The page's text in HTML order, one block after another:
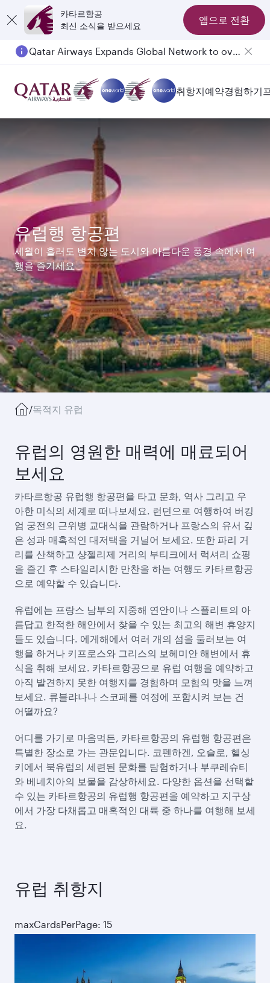
카타르항공
최신 소식을 받으세요
앱으로 전환
취항지예약경험하기
유럽행 항공편
세월이 흘러도 변치 않는 도시와 아름다운 풍경 속에서 여
행을 즐기세요
/목적지 유럽
유럽의 영원한 매력에 매료되어
보세요
카타르항공 유럽행 항공편을 타고 문화, 역사 그리고 우
아한 미식의 세계로 떠나보세요. 런던으로 여행하여 버킹
엄 궁전의 근위병 교대식을 관람하거나 프랑스의 유서 깊
은 성과 매혹적인 대저택을 거닐어 보세요. 또한 파리 거
리를 산책하고 샹젤리제 거리의 부티크에서 럭셔리 쇼핑
을 즐긴 후 스타일리시한 만찬을 하는 여행도 카타르항공
으로 예약할 수 있습니다.
유럽에는 프랑스 남부의 지중해 연안이나 스플리트의 아
름답고 한적한 해안에서 찾을 수 있는 최고의 해변 휴양지
들도 있습니다. 에게해에서 여러 개의 섬을 둘러보는 여
행을 하거나 키프로스와 그리스의 보헤미안 해변에서 휴
식을 취해 보세요. 카타르항공으로 유럽 여행을 예약하고
아직 발견하지 못한 여행지를 경험하며 모험의 맛을 느껴
보세요. 류블랴나나 스코페를 여정에 포함시켜 보는 건
어떨까요?
어디를 가기로 마음먹든, 카타르항공의 유럽행 항공편은
특별한 장소로 가는 관문입니다. 코펜하겐, 오슬로, 헬싱
키에서 북유럽의 세련된 문화를 탐험하거나 부쿠레슈티
와 베네치아의 보물을 감상하세요. 다양한 옵션을 선택할
수 있는 카타르항공의 유럽행 항공편을 예약하고 지구상
에서 가장 다채롭고 매혹적인 대륙 중 하나를 여행해 보세
요.
유럽 취항지
maxCardsPerPage: 15